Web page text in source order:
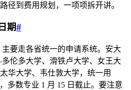
径到费用规划，一项项拆开讲。
期#
要走各省统一的申请系统。安大
伦多大学、滑铁卢大学、女王大
华大学、韦仕敦大学，统一用
多数专业 1 月 15 日截止。要注意